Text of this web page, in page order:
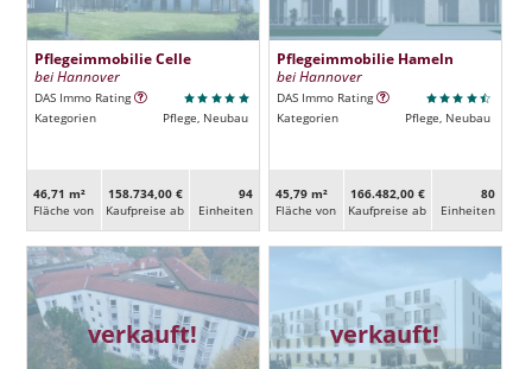
Pflegeimmobilie Celle
bei Hannover
DAS Immo Rating
Kategorien
Pflege, Neubau
46,71 m²
Fläche von
158.734,00 €
Kaufpreise ab
94
Ein­heiten
Pflegeimmobilie Hameln
bei Hannover
DAS Immo Rating
Kategorien
Pflege, Neubau
45,79 m²
Fläche von
166.482,00 €
Kaufpreise ab
80
Ein­heiten
verkauft! verkauft!